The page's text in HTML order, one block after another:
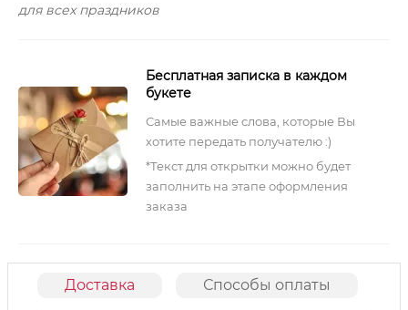
для всех праздников
Бесплатная записка в каждом
букете
Самые важные слова, которые Вы
хотите передать получателю :)
*Текст для открытки можно будет
заполнить на этапе оформления
заказа
Доставка Способы оплаты